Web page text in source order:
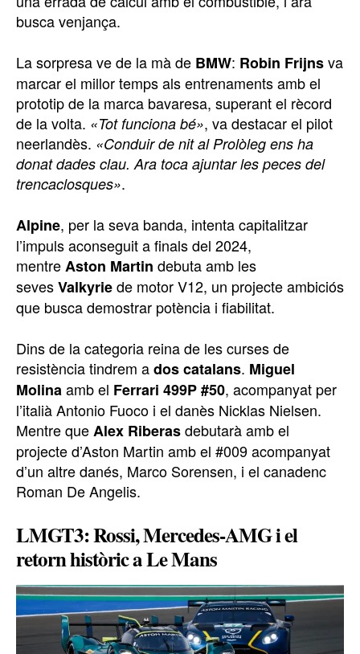
busca venjança.
La sorpresa ve de la mà de BMW: Robin Frijnsva
marcar el millor temps als entrenaments amb el
prototip de la marca bavaresa, superant el rècord
de la volta. «Tot funciona bé», va destacar el pilot
neerlandès. «Conduir de nit al Prolòleg ens ha
donat dades clau. Ara toca ajuntar les peces del
trencaclosques».
Alpine, per la seva banda, intenta capitalitzar
l’impuls aconseguit a finals del 2024,
mentreAston Martin debuta amb les
sevesValkyriede motor V12, un projecte ambiciós
que busca demostrar potència i fiabilitat.
Dins de la categoria reina de les curses de
resistència tindrem ados catalans. Miguel
Molinaamb el Ferrari 499P #50, acompanyat per
l’italià Antonio Fuoco i el danès Nicklas Nielsen.
Mentre queAlex Riberasdebutarà amb el
projecte d’Aston Martin amb el #009 acompanyat
d’un altre danés, Marco Sorensen, i el canadenc
Roman De Angelis.
LMGT3: Rossi, Mercedes-AMG i el
retorn històric a Le Mans